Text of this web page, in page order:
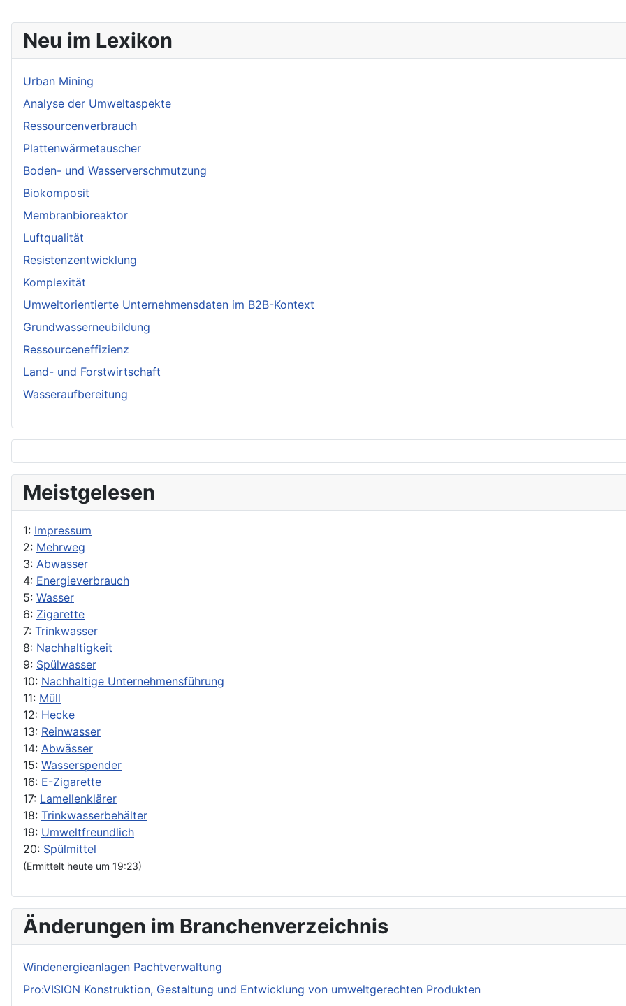
Neu im Lexikon
Urban Mining
Analyse der Umweltaspekte
Ressourcenverbrauch
Plattenwärmetauscher
Boden- und Wasserverschmutzung
Biokomposit
Membranbioreaktor
Luftqualität
Resistenzentwicklung
Komplexität
Umweltorientierte Unternehmensdaten im B2B-Kontext
Grundwasserneubildung
Ressourceneffizienz
Land- und Forstwirtschaft
Wasseraufbereitung
Meistgelesen
1: Impressum
2: Mehrweg
3: Abwasser
4: Energieverbrauch
5: Wasser
6: Zigarette
7: Trinkwasser
8: Nachhaltigkeit
9: Spülwasser
10: Nachhaltige Unternehmensführung
11: Müll
12: Hecke
13: Reinwasser
14: Abwässer
15: Wasserspender
16: E-Zigarette
17: Lamellenklärer
18: Trinkwasserbehälter
19: Umweltfreundlich
20: Spülmittel
(Ermittelt heute um 19:23)
Änderungen im Branchenverzeichnis
Windenergieanlagen Pachtverwaltung
Pro:VISION Konstruktion, Gestaltung und Entwicklung von umweltgerechten Produkten